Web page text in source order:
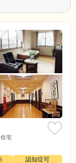
宅
認知症可